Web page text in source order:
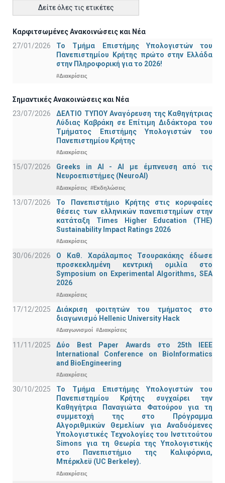
Δείτε όλες τις ετικέτες
Καρφιτσωμένες Ανακοινώσεις και Νέα
27/01/2026
Το Τμήμα Επιστήμης Υπολογιστών του
Πανεπιστημίου Κρήτης πρώτο στην Ελλάδα
στην Πληροφορική για το 2026!
#Διακρίσεις
Σημαντικές Ανακοινώσεις και Νέα
23/07/2026
ΔΕΛΤΙΟ ΤΥΠΟΥ Αναγόρευση της Καθηγήτριας
Λύδιας Καβράκη σε Επίτιμη Διδάκτορα του
Τμήματος Επιστήμης Υπολογιστών του
Πανεπιστημίου Κρήτης
#Διακρίσεις
15/07/2026
Greeks in AI - ΑΙ με έμπνευση από τις
Νευροεπιστήμες (NeuroAI)
#Διακρίσεις #Εκδηλώσεις
13/07/2026
Το Πανεπιστήμιο Κρήτης στις κορυφαίες
θέσεις των ελληνικών πανεπιστημίων στην
κατάταξη Times Higher Education (ΤΗΕ)
Sustainability Impact Ratings 2026
#Διακρίσεις
30/06/2026
Ο Καθ. Χαράλαμπος Τσουρακάκης έδωσε
προσκεκλημένη κεντρική ομιλία στο
Symposium on Experimental Algorithms, SEA
2026
#Διακρίσεις
17/12/2025
Διάκριση φοιτητών του τμήματος στο
διαγωνισμό Hellenic University Hack
#Διαγωνισμοί #Διακρίσεις
11/11/2025
Δύο Best Paper Awards στο 25th IEEE
International Conference on BioInformatics
and BioEngineering
#Διακρίσεις
30/10/2025
Το Τμήμα Επιστήμης Υπολογιστών του
Πανεπιστημίου Κρήτης συγχαίρει την
Καθηγήτρια Παναγιώτα Φατούρου για τη
συμμετοχή της στο Πρόγραμμα
Αλγοριθμικών Θεμελίων για Αναδυόμενες
Υπολογιστικές Τεχνολογίες του Ινστιτούτου
Simons για τη Θεωρία της Υπολογιστικής
στο Πανεπιστήμιο της Καλιφόρνια,
Μπέρκλεϋ (UC Berkeley).
#Διακρίσεις